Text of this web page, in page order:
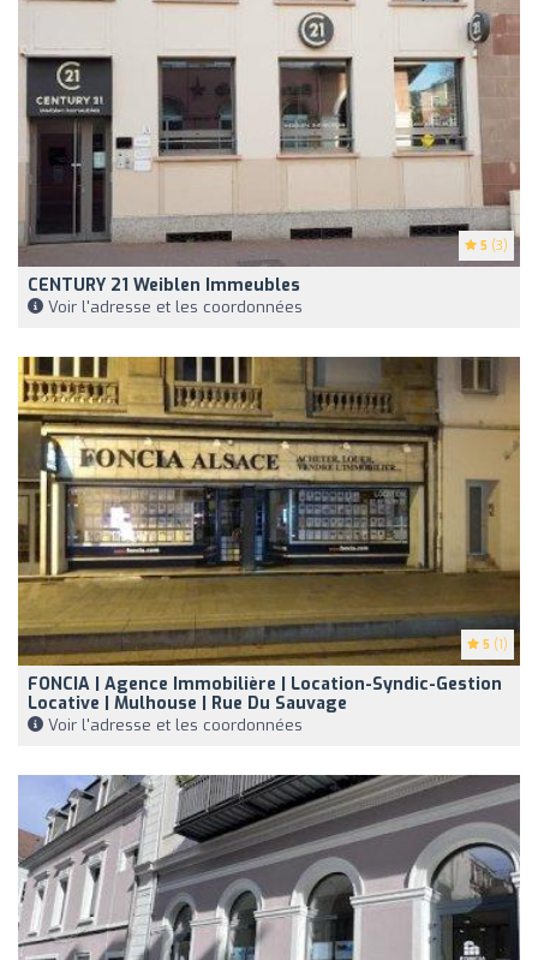
5 (3)
CENTURY 21 Weiblen Immeubles
Voir l'adresse et les coordonnées
5 (1)
FONCIA | Agence Immobilière | Location-Syndic-Gestion
Locative | Mulhouse | Rue Du Sauvage
Voir l'adresse et les coordonnées